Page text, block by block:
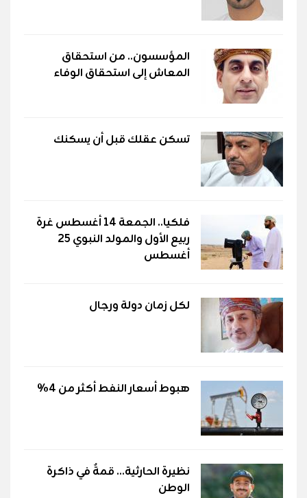
المؤسسون.. من استحقاق
المعاش إلى استحقاق الوفاء
تسكن عقلك قبل أن يسكنك
فلكيا.. الجمعة 14 أغسطس غرة
ربيع الأول والمولد النبوي 25
أغسطس
لكل زمان دولة ورجال
هبوط أسعار النفط أكثر من 4%
نظيرة الحارثية... قمةٌ في ذاكرة
الوطن